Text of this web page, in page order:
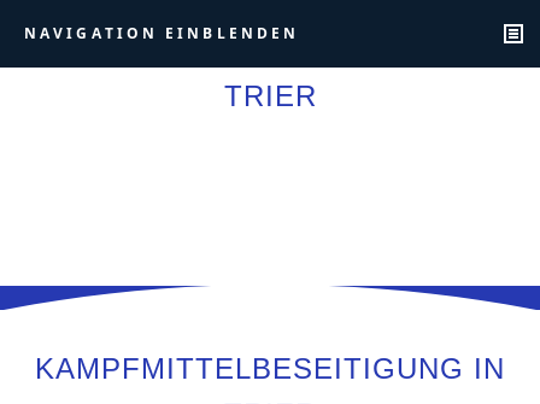
NAVIGATION EINBLENDEN
TRIER
KAMPFMITTELBESEITIGUNG IN